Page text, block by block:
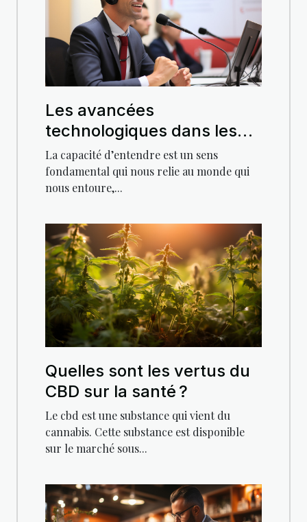
Les avancées
technologiques dans les
appareils auditifs et leur
impact sur la qualité de vie
La capacité d’entendre est un sens
fondamental qui nous relie au monde qui
nous entoure,...
Quelles sont les vertus du
CBD sur la santé ?
Le cbd est une substance qui vient du
cannabis. Cette substance est disponible
sur le marché sous...